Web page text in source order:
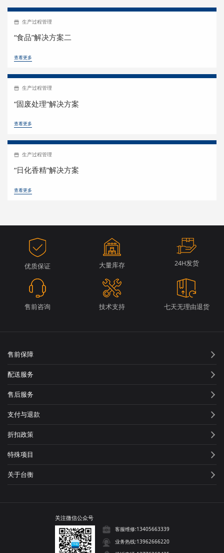
生产过程管理
“食品”解决方案二
查看更多
生产过程管理
“固废处理”解决方案
查看更多
生产过程管理
“日化香精”解决方案
查看更多
优质保证 大量库存 24H发货
售前咨询 技术支持 七天无理由退货
售前保障
配送服务
售后服务
支付与退款
折扣政策
特殊项目
关于台衡
关注微信公众号
客服维修:13405663339
业务热线:13962666220